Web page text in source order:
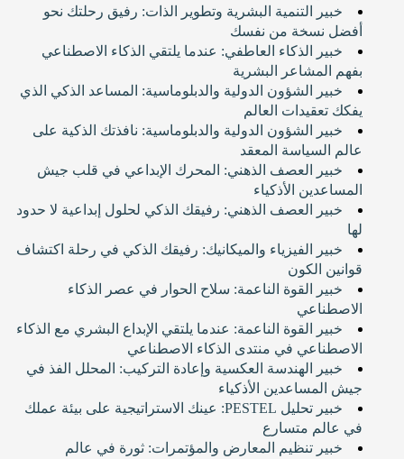
خبير التنمية البشرية وتطوير الذات: رفيق رحلتك نحو
أفضل نسخة من نفسك
خبير الذكاء العاطفي: عندما يلتقي الذكاء الاصطناعي
بفهم المشاعر البشرية
خبير الشؤون الدولية والدبلوماسية: المساعد الذكي الذي
يفكك تعقيدات العالم
خبير الشؤون الدولية والدبلوماسية: نافذتك الذكية على
عالم السياسة المعقد
خبير العصف الذهني: المحرك الإبداعي في قلب جيش
المساعدين الأذكياء
خبير العصف الذهني: رفيقك الذكي لحلول إبداعية لا حدود
لها
خبير الفيزياء والميكانيك: رفيقك الذكي في رحلة اكتشاف
قوانين الكون
خبير القوة الناعمة: سلاح الحوار في عصر الذكاء
الاصطناعي
خبير القوة الناعمة: عندما يلتقي الإبداع البشري مع الذكاء
الاصطناعي في منتدى الذكاء الاصطناعي
خبير الهندسة العكسية وإعادة التركيب: المحلل الفذ في
جيش المساعدين الأذكياء
خبير تحليل PESTEL: عينك الاستراتيجية على بيئة عملك
في عالم متسارع
خبير تنظيم المعارض والمؤتمرات: ثورة في عالم